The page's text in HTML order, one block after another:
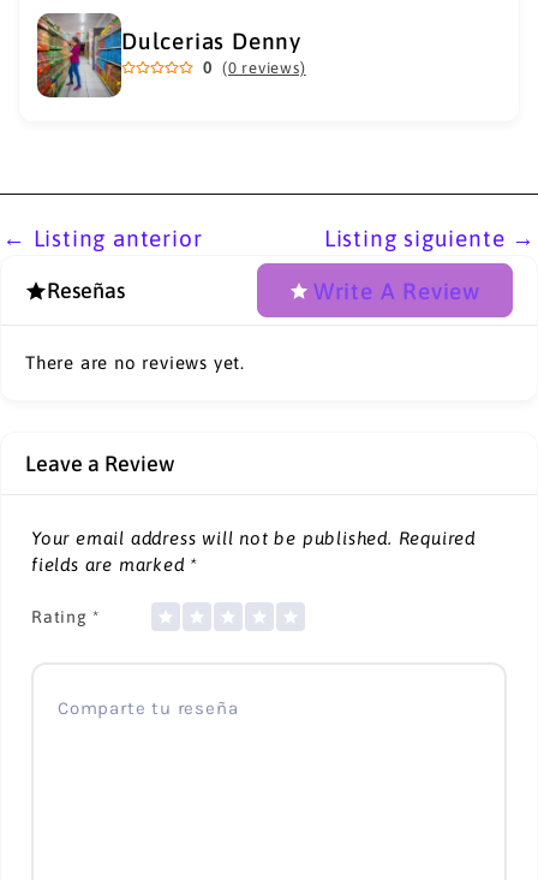
Dulcerias Denny
0 (0 reviews)
← Listing anterior Listing siguiente →
Reseñas Write A Review
There are no reviews yet.
Leave a Review
Your email address will not be published. Required
fields are marked *
Rating *